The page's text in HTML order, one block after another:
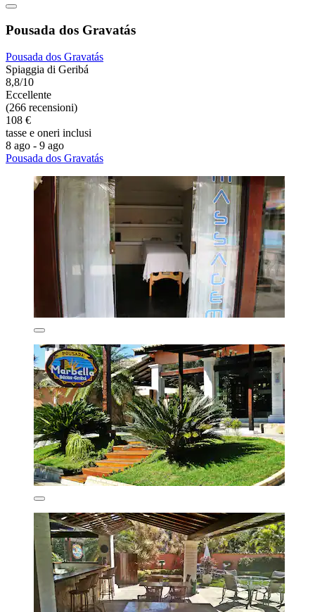
Pousada dos Gravatás
Pousada dos Gravatás
Spiaggia di Geribá
8,8/10
Eccellente
(266 recensioni)
108 €
tasse e oneri inclusi
8 ago - 9 ago
Pousada dos Gravatás